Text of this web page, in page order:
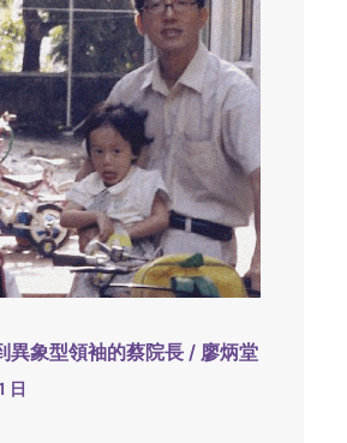
異象型領袖的蔡院長 / 廖炳堂
日